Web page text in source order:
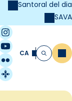
Santoral del dia
SAVA
Instagram
YouTube
Flickr
Estel
Catalunya
CA Cerca